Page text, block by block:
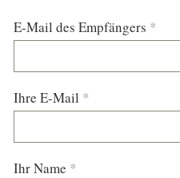
E-Mail des Empfängers *
Ihre E-Mail *
Ihr Name *